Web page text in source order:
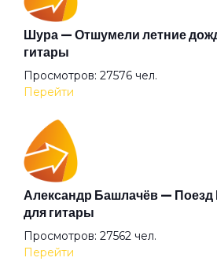
Между мною и тобою
Мир на холсте
Мне помнится
Моя любовь жива
На закате в среду
Шура — Отшумели летние
гитары
Просмотров: 27576 чел.
Перейти
Александр Башлачёв —
для гитары
Просмотров: 27562 чел.
Перейти